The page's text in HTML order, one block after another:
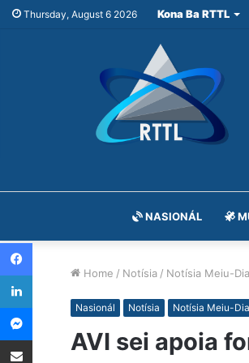
Thursday, August 6 2026 Kona Ba RTTL
NASIONÁL
Home / Notísia / Notísia Meiu-Dia
Nasionál Notísia Notísia Meiu-Dia
AVI sei apoia
Facebook
LinkedIn
Messenger